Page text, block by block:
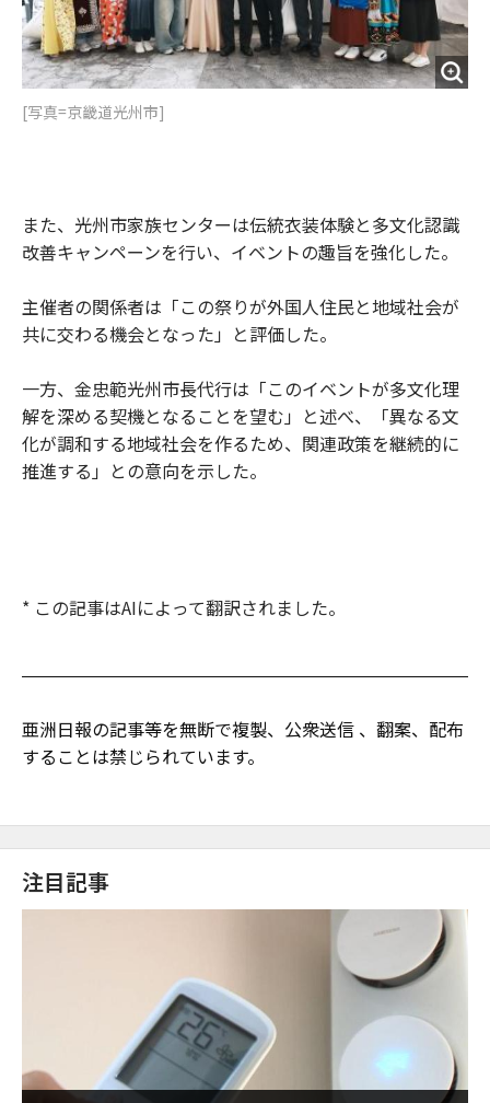
[写真=京畿道光州市]
また、光州市家族センターは伝統衣装体験と多文化認識
改善キャンペーンを行い、イベントの趣旨を強化した。
主催者の関係者は「この祭りが外国人住民と地域社会が
共に交わる機会となった」と評価した。
一方、金忠範光州市長代行は「このイベントが多文化理
解を深める契機となることを望む」と述べ、「異なる文
化が調和する地域社会を作るため、関連政策を継続的に
推進する」との意向を示した。
* この記事はAIによって翻訳されました。
亜洲日報の記事等を無断で複製、公衆送信 、翻案、配布
することは禁じられています。
注目記事